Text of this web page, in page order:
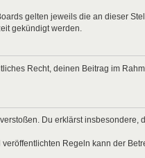
gelten jeweils die an dieser
gekündigt werden.
Recht, deinen Beitrag im
Du erklärst insbesondere,
Regeln kann der